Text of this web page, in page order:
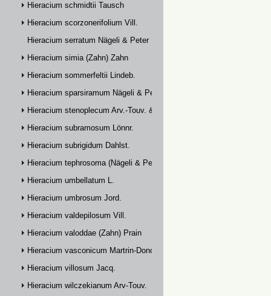
Hieracium schmidtii Tausch
Hieracium scorzonerifolium Vill.
Hieracium serratum Nägeli & Peter
Hieracium simia (Zahn) Zahn
Hieracium sommerfeltii Lindeb.
Hieracium sparsiramum Nägeli & Peter
Hieracium stenoplecum Arv.-Touv. & Huter
Hieracium subramosum Lönnr.
Hieracium subrigidum Dahlst.
Hieracium tephrosoma (Nägeli & Peter) Zahn
Hieracium umbellatum L.
Hieracium umbrosum Jord.
Hieracium valdepilosum Vill.
Hieracium valoddae (Zahn) Prain
Hieracium vasconicum Martrin-Donos
Hieracium villosum Jacq.
Hieracium wilczekianum Arv-Touv.